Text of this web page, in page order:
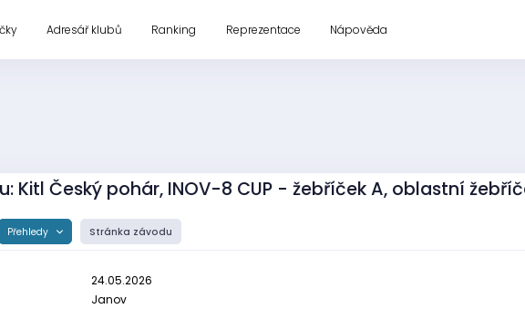
Adresář klubů Ranking Reprezentace Nápověda
Kitl Český pohár, INOV-8 CUP - žebříček A, oblastní
Přehledy Stránka závodu
24.05.2026
Janov